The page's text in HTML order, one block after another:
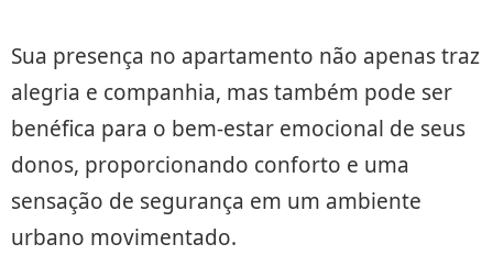
Sua presença no apartamento não apenas traz
alegria e companhia, mas também pode ser
benéfica para o bem-estar emocional de seus
donos, proporcionando conforto e uma
sensação de segurança em um ambiente
urbano movimentado.